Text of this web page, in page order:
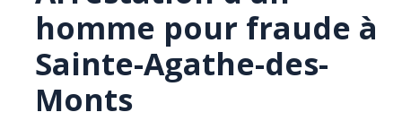
homme pour fraude à
Sainte-Agathe-des-
Monts